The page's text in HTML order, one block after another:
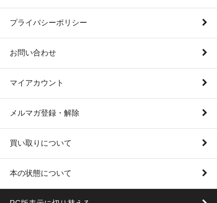
プライバシーポリシー
お問い合わせ
マイアカウント
メルマガ登録・解除
買い取りについて
本の状態について